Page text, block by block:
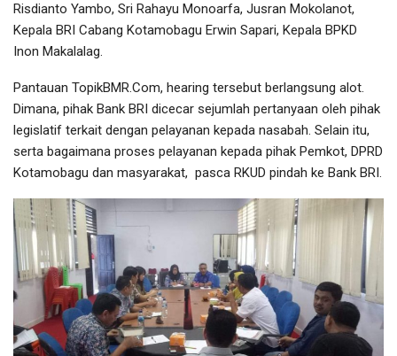
Risdianto Yambo, Sri Rahayu Monoarfa, Jusran Mokolanot,
Kepala BRI Cabang Kotamobagu Erwin Sapari, Kepala BPKD
Inon Makalalag.
Pantauan TopikBMR.Com, hearing tersebut berlangsung alot.
Dimana, pihak Bank BRI dicecar sejumlah pertanyaan oleh pihak
legislatif terkait dengan pelayanan kepada nasabah. Selain itu,
serta bagaimana proses pelayanan kepada pihak Pemkot, DPRD
Kotamobagu dan masyarakat, pasca RKUD pindah ke Bank BRI.